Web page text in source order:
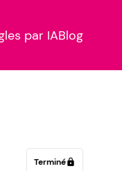
par IABlog
Terminélock